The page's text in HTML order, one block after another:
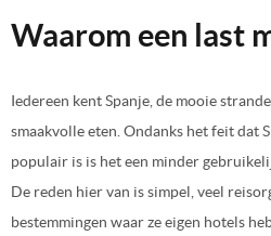
Waarom een last
Iedereen kent Spanje, de mooie
smaakvolle eten. Ondanks het feit dat
populair is is het een minder
De reden hier van is simpel, veel
bestemmingen waar ze eigen hotels